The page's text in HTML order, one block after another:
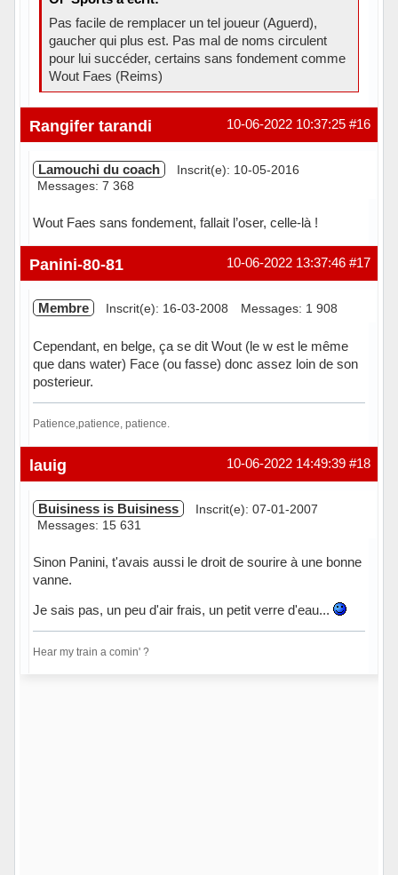
Pas facile de remplacer un tel joueur (Aguerd),
gaucher qui plus est. Pas mal de noms circulent
pour lui succéder, certains sans fondement comme
Wout Faes (Reims)
Hors ligne #16
10-06-2022 10:37:25
Rangifer tarandi
Lamouchi du coach
Inscrit(e): 10-05-2016
Messages: 7 368
Wout Faes sans fondement, fallait l’oser, celle-là !
Hors ligne #17
10-06-2022 13:37:46
Panini-80-81
Membre Inscrit(e): 16-03-2008 Messages: 1 908
Cependant, en belge, ça se dit Wout (le w est le même
que dans water) Face (ou fasse) donc assez loin de son
posterieur.
Patience,patience, patience.
Hors ligne #18
10-06-2022 14:49:39
lauig
Buisiness is Buisiness
Inscrit(e): 07-01-2007
Messages: 15 631
Sinon Panini, t'avais aussi le droit de sourire à une bonne
vanne.
Je sais pas, un peu d'air frais, un petit verre d'eau...
Hear my train a comin' ?